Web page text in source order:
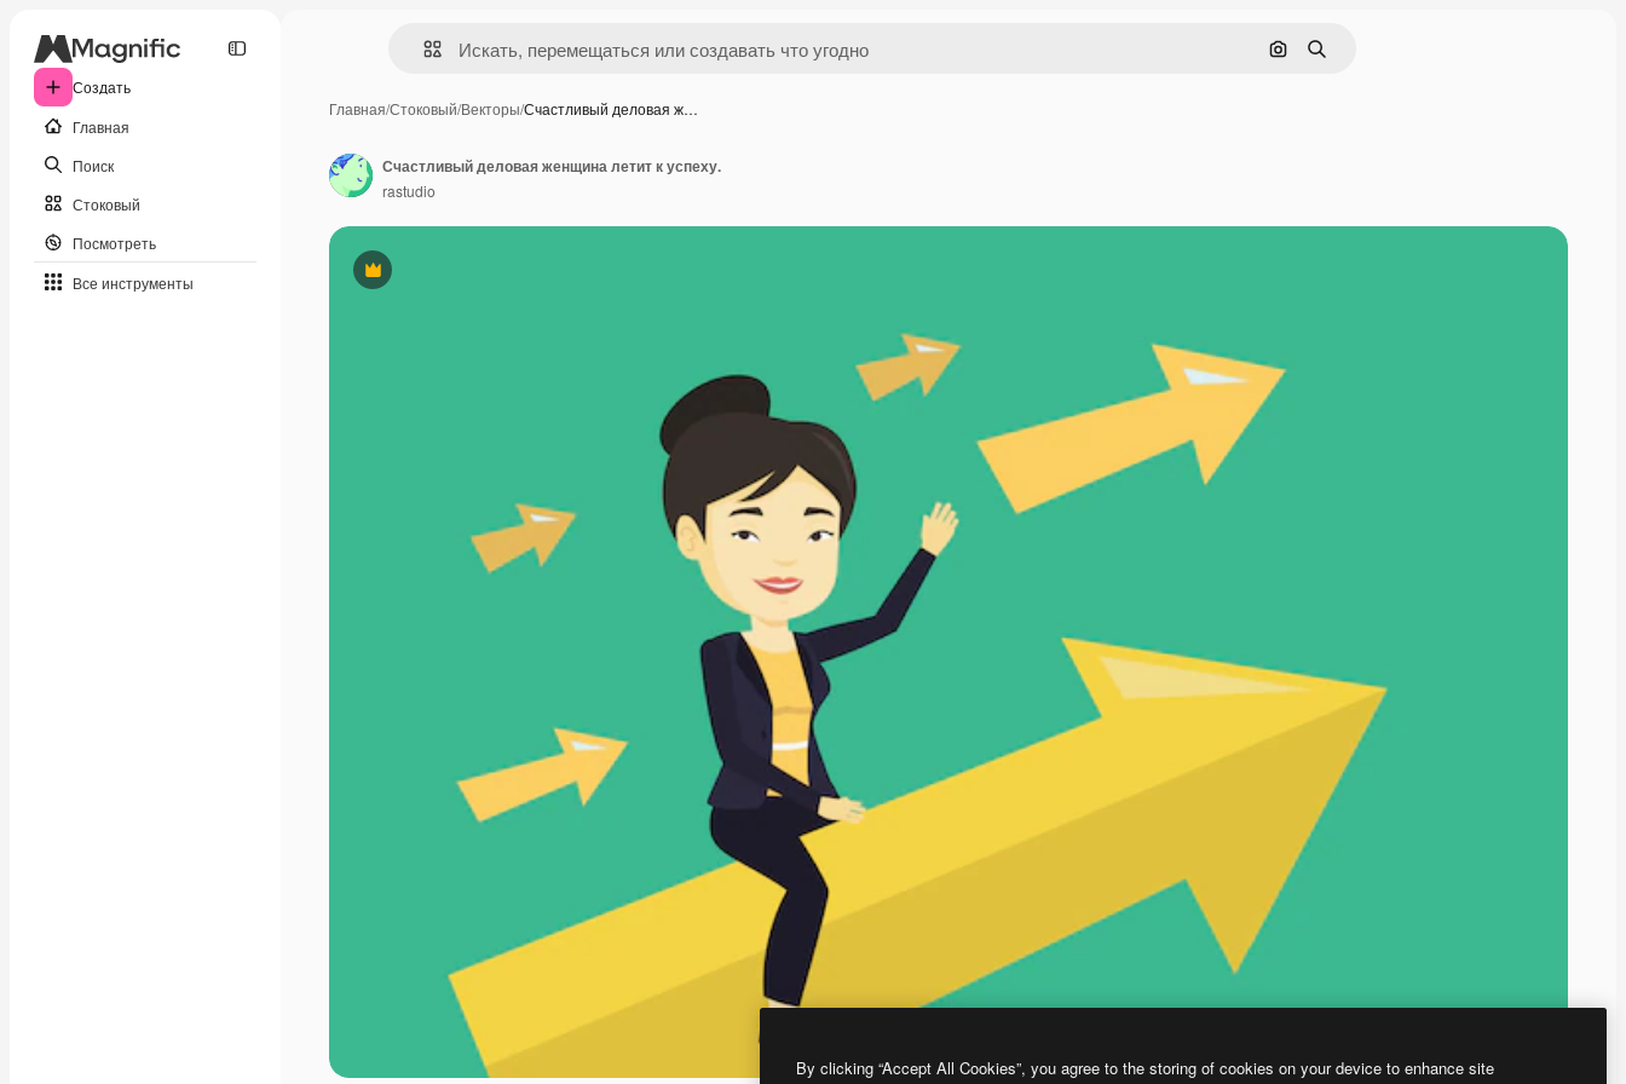
Создать
Главная
Поиск
Стоковый
Посмотреть
Все инструменты
Поиск по изображению
Поиск
Главная/Стоковый/Векторы/Счастливый деловая ж…
Премиум
Счастливый деловая женщина летит к успеху.
rastudio
By clicking “Accept All Cookies”, you agree to the storing of cookies on your device to enhance site